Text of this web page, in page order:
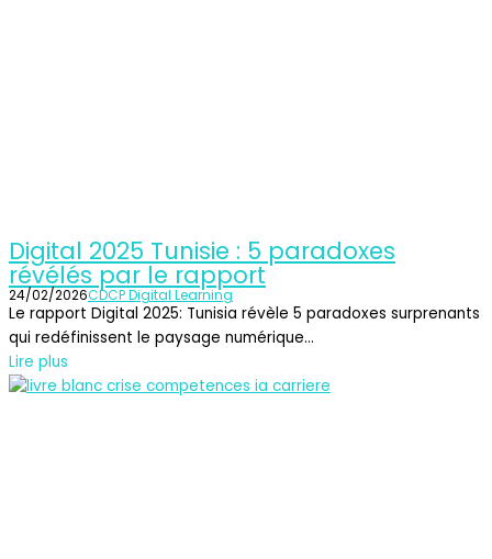
Digital 2025 Tunisie : 5 paradoxes
révélés par le rapport
24/02/2026CDCP Digital Learning
Le rapport Digital 2025: Tunisia révèle 5 paradoxes surprenants
qui redéfinissent le paysage numérique...
Lire plus